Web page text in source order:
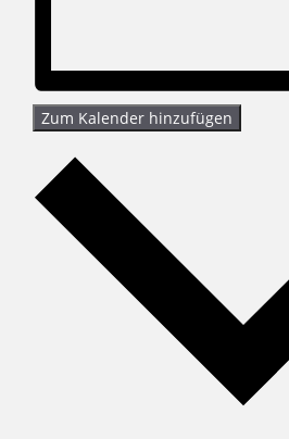
Zum Kalender hinzufügen